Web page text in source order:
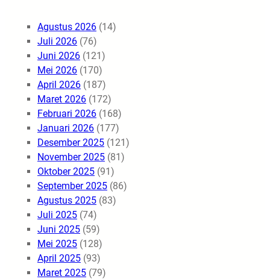
Agustus 2026 (14)
Juli 2026 (76)
Juni 2026 (121)
Mei 2026 (170)
April 2026 (187)
Maret 2026 (172)
Februari 2026 (168)
Januari 2026 (177)
Desember 2025 (121)
November 2025 (81)
Oktober 2025 (91)
September 2025 (86)
Agustus 2025 (83)
Juli 2025 (74)
Juni 2025 (59)
Mei 2025 (128)
April 2025 (93)
Maret 2025 (79)